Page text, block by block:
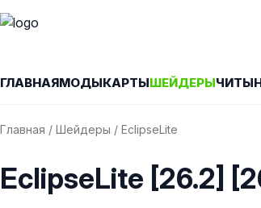
ГЛАВНАЯМОДЫКАРТЫШЕЙДЕРЫЧИТЫ
Главная / Шейдеры / EclipseLite
EclipseLite [26.2]